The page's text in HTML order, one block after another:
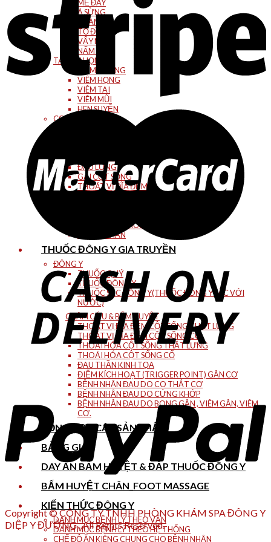
MỀ ĐAY
Á SỪNG
CHÀM
TỔ ĐĨA
VẨY NẾN
NẤM DA
TAI MŨI HỌNG
VIÊM XOANG
VIÊM HỌNG
VIÊM TAI
VIÊM MŨI
HEN SUYỄN
CƠ XƯƠNG KHỚP
ĐAU LƯNG
GAI CỘT SỐNG
THOÁT VỊ ĐĨA ĐỆM
THOÁI HÓA KHỚP
TÊ TAY CHÂN
THUỐC ĐÔNG Y GIA TRUYỀN
ĐÔNG Y
THUỐC QUÝ
THUỐC ĐÔNG Y
THUỐC SẮC ĐÔNG Y(THUỐC ĐÔNG Y SẮC VỚI
NƯỚC)
CHÂM CỨU & BẤM HUYỆT
THOÁT VỊ ĐĨA ĐỆM CỘT SỐNG THẮT LƯNG
THOÁT VỊ ĐĨA ĐỆM CỘT SỐNG CỔ
THOÁI HÓA CỘT SỐNG THẮT LƯNG
THOÁI HÓA CỘT SỐNG CỔ
ĐAU THẦN KINH TỌA
ĐIỂM KÍCH HOẠT (TRIGGER POINT) GÂN CƠ
BỆNH NHÂN ĐAU DO CO THẮT CƠ
BỆNH NHÂN ĐAU DO CỨNG KHỚP
BỆNH NHÂN ĐAU DO BONG GÂN , VIÊM GÂN, VIÊM
CƠ.
TỔNG HỢP CÁC SẢN PHẨM
BẢNG GIÁ
DAY ẤN BẤM HUYỆT & ĐẮP THUỐC ĐÔNG Y
BẤM HUYỆT CHÂN_FOOT MASSAGE
KIẾN THỨC ĐÔNG Y
DANH MỤC BỆNH LÝ THEO VẦN
DANH MỤC BỆNH LÝ THEO HỆ THỐNG
CHẾ ĐỘ ĂN KIÊNG CHUNG CHO BỆNH NHÂN
Copyright © CÔNG TY TNHH PHÒNG KHÁM SPA ĐÔNG Y
DIỆP Y ĐƯỜNG . All Rights Reserved.